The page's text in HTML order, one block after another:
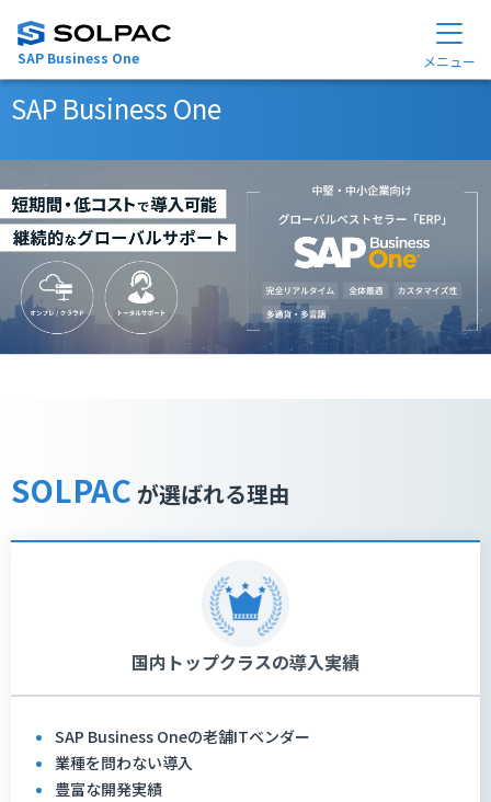
SAP Business One メニュー
SAP Business One
SOLPAC が選ばれる理由
国内トップクラスの導入実績
SAP Business Oneの老舗ITベンダー
業種を問わない導入
豊富な開発実績